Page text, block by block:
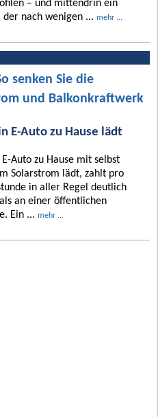
– und mittendrin ein
nach wenigen ... mehr ...
senken Sie die
und Balkonkraftwerk
E-Auto zu Hause lädt
Auto zu Hause mit selbst
Solarstrom lädt, zahlt pro
in aller Regel deutlich
an einer öffentlichen
Ein ... mehr ...